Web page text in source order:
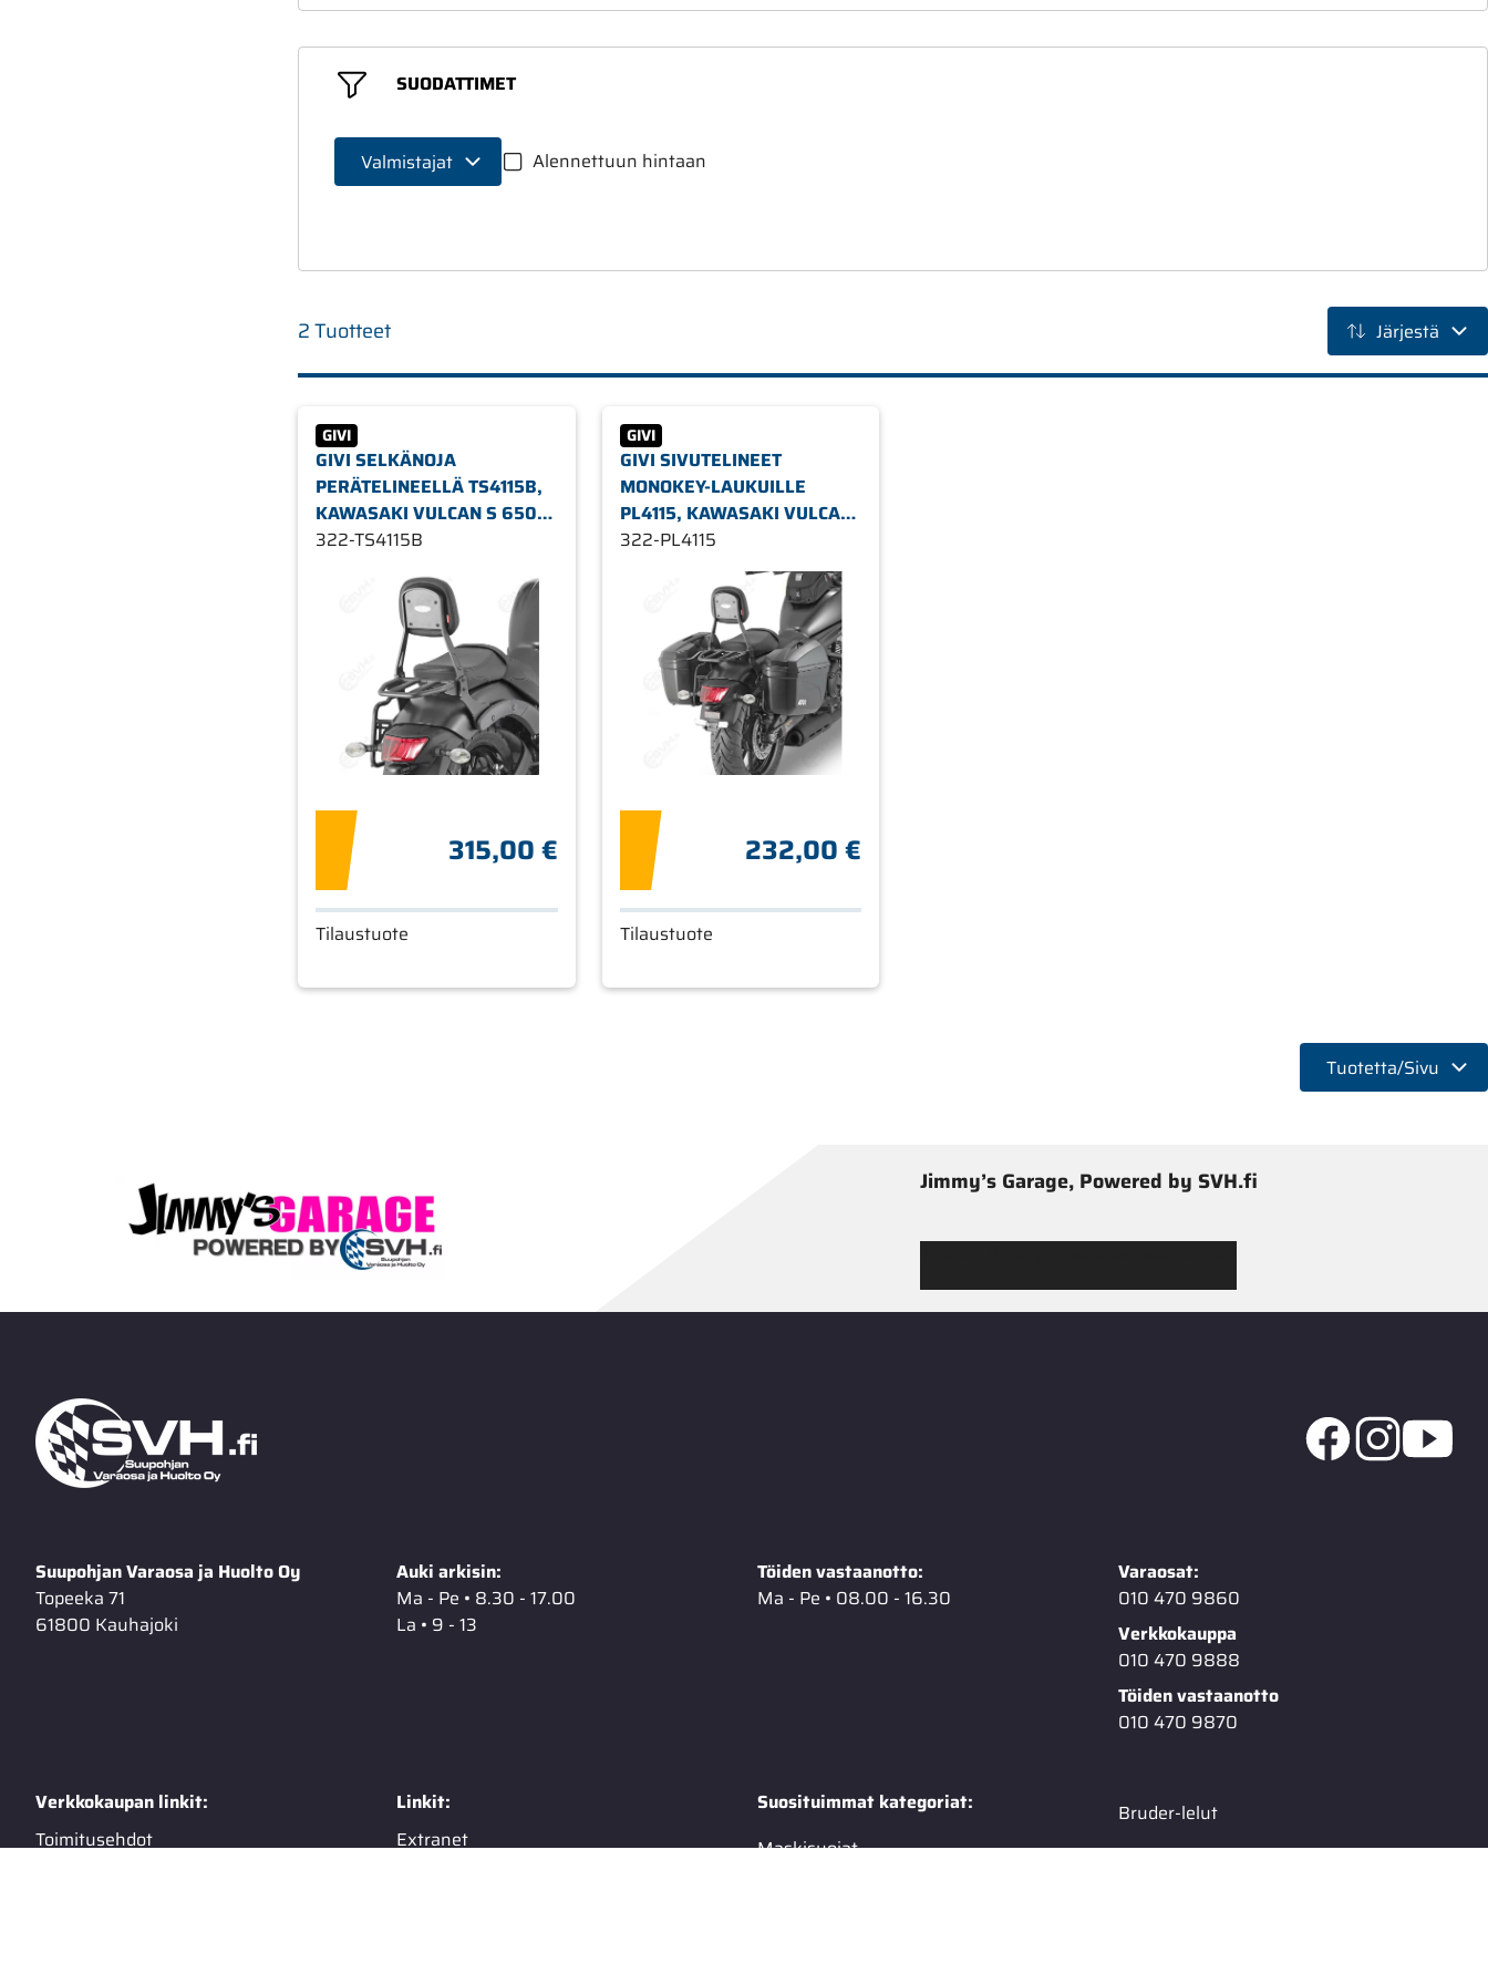
SUODATTIMET
Valmistajat Alennettuun hintaan
Järjestä
2 Tuotteet
GIVI
GIVI SELKÄNOJA
PERÄTELINEELLÄ TS4115B,
KAWASAKI VULCAN S 650
15-22
322-TS4115B
315,00 €
Tilaustuote
GIVI
GIVI SIVUTELINEET
MONOKEY-LAUKUILLE
PL4115, KAWASAKI VULCAN
S 650 15-22
322-PL4115
232,00 €
Tilaustuote
Tuotetta/Sivu
Jimmy’s Garage, Powered by SVH.fi
Suupohjan Varaosa ja Huolto Oy
Topeeka 71
61800 Kauhajoki
Auki arkisin:
Ma - Pe • 8.30 - 17.00
La • 9 - 13
Töiden vastaanotto:
Ma - Pe • 08.00 - 16.30
Varaosat:
010 470 9860
Verkkokauppa
010 470 9888
Töiden vastaanotto
010 470 9870
Verkkokaupan linkit:
Toimitusehdot
Linkit:
Extranet
Suosituimmat kategoriat:
Maskisuojat
Bruder-lelut